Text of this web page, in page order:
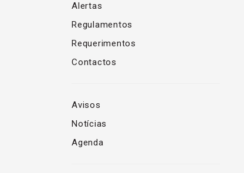
Alertas
Regulamentos
Requerimentos
Contactos
Avisos
Notícias
Agenda